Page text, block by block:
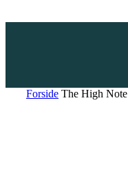
Forside The High Note